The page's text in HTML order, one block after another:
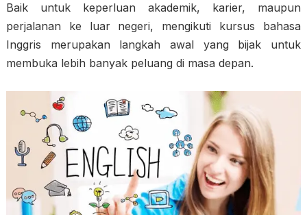
Baik untuk keperluan akademik, karier, maupun
perjalanan ke luar negeri, mengikuti kursus bahasa
Inggris merupakan langkah awal yang bijak untuk
membuka lebih banyak peluang di masa depan.